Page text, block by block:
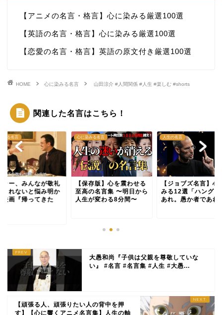
【アニメの名言・格言】心に染みる厳選100選
【英語の名言・格言】心に染みる厳選100選
【恋愛の名言・格言】英語の原文付き厳選100選
HOME 心に染みる名言 山田涼介 #人間関係 #人生 #楽しむ #shorts
関連した名言はこちら！
みる名言
ラー、みんなが敬礼
くれないと悩み明か
映画『帰ってきた
心に染みる名言
【保存版】心を震わせる
至高の名言集 〜明日から
人生が変わる8分間〜
人生の名言
【ジョブズ名言】心
みる12選「ハングリ
あれ。愚か者であれ
大愚和尚『子供は父親を尊敬していな
い』 #名言 #名言集 #人生 #大愚...
【頑張る人、頑張りたい人の背中を押
す】【心に響くアニメ名言集】人生の軸